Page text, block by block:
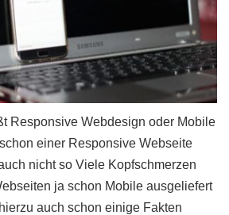
Responsive Webdesign oder Mobile
einer Responsive Webseite
nicht so Viele Kopfschmerzen
ja schon Mobile ausgeliefert
auch schon einige Fakten